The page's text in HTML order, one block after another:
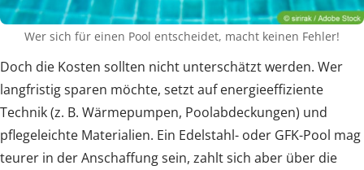
Wer sich für einen Pool entscheidet, macht keinen Fehler!
Doch die Kosten sollten nicht unterschätzt werden. Wer
langfristig sparen möchte, setzt auf energieeffiziente
Technik (z. B. Wärmepumpen, Poolabdeckungen) und
pflegeleichte Materialien. Ein Edelstahl- oder GFK-Pool mag
teurer in der Anschaffung sein, zahlt sich aber über die